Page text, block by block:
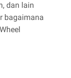
dan lain
bagaimana